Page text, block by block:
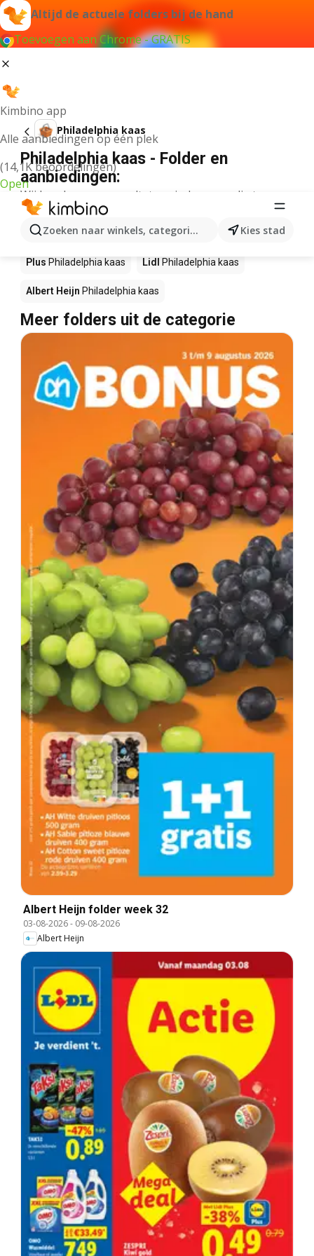
Altijd de actuele folders bij de hand
Toevoegen aan Chrome - GRATIS
Kimbino app
Alle aanbiedingen op één plek
(14,1K beoordelingen)
Open
Zoeken naar winkels, categorieën, producten...
Kies stad
Philadelphia kaas
Philadelphia kaas - Folder en
aanbiedingen:
Wij konden geen resultaten vinden voor die term.
Philadelphia kaas in actie – Waar te
koop?
Plus Philadelphia kaas Lidl Philadelphia kaas
Albert Heijn Philadelphia kaas
Meer folders uit de categorie
Albert Heijn folder week 32
03-08-2026- 09-08-2026
Albert Heijn